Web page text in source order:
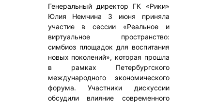
Генеральный директор ГК «Рики»
Юлия Немчина 3 июня приняла
участие в сессии «Реальное и
виртуальное пространство:
симбиоз площадок для воспитания
новых поколений», которая прошла
в рамках Петербургского
международного экономического
форума. Участники дискуссии
обсудили влияние современного